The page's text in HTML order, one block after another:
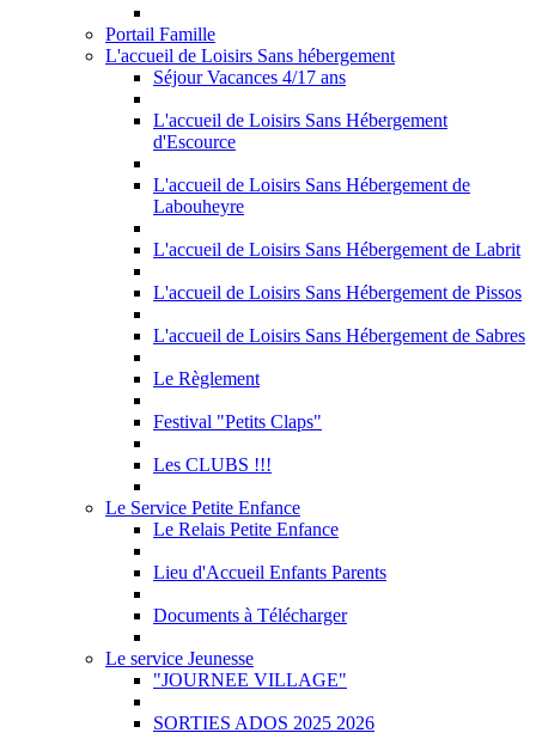
Portail Famille
L'accueil de Loisirs Sans hébergement
Séjour Vacances 4/17 ans
L'accueil de Loisirs Sans Hébergement
d'Escource
L'accueil de Loisirs Sans Hébergement de
Labouheyre
L'accueil de Loisirs Sans Hébergement de Labrit
L'accueil de Loisirs Sans Hébergement de Pissos
L'accueil de Loisirs Sans Hébergement de Sabres
Le Règlement
Festival "Petits Claps"
Les CLUBS !!!
Le Service Petite Enfance
Le Relais Petite Enfance
Lieu d'Accueil Enfants Parents
Documents à Télécharger
Le service Jeunesse
"JOURNEE VILLAGE"
SORTIES ADOS 2025 2026